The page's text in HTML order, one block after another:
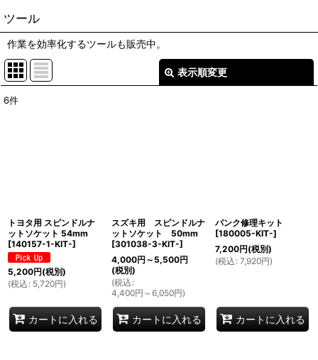
ツール
作業を効率化するツールも販売中。
表示順変更
6件
トヨタ用 スピンドルナ
ットソケット 54mm
[140157-1-KIT-]
5,200円(税別)
(税込 : 5,720円)
カートに入れる
スズキ用 スピンドルナ
ットソケット 50mm
[301038-3-KIT-]
4,000円 ～5,500円
(税別)
(税込 :
4,400円 ～6,050円)
カートに入れる
パンク修理キット
[180005-KIT-]
7,200円(税別)
(税込 : 7,920円)
カートに入れる